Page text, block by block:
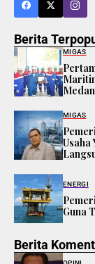
Berita
MIGAS
Medan
MIGAS
Usaha
ENERGI
Guna
Berita